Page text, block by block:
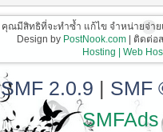
คุณมีสิทธิที่จะทำซ้ำ แก้ไข จำหน่ายจ่า
Design by PostNook.com| ติดต่อส
Hosting | Web
SMF 2.0.9 | SMF
SMFAds